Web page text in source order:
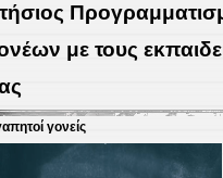
με τους
γονείς